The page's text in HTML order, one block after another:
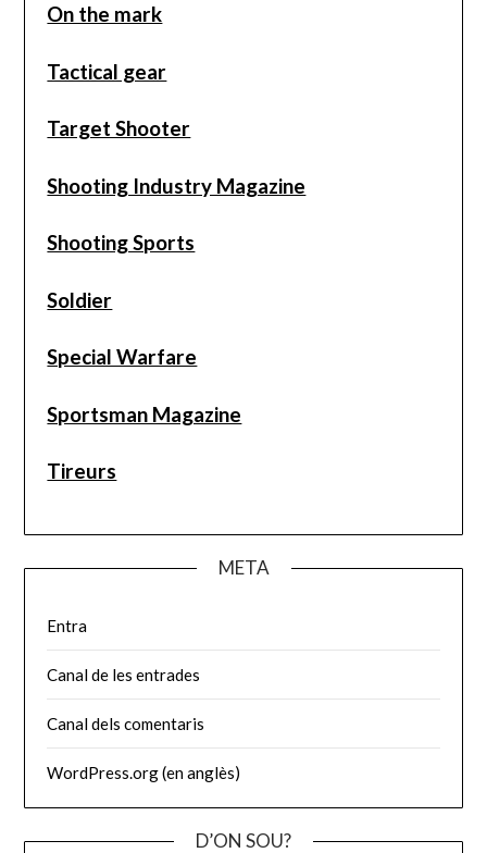
On the mark
Tactical gear
Target Shooter
Shooting Industry Magazine
Shooting Sports
Soldier
Special Warfare
Sportsman Magazine
Tireurs
META
Entra
Canal de les entrades
Canal dels comentaris
WordPress.org (en anglès)
D’ON SOU?